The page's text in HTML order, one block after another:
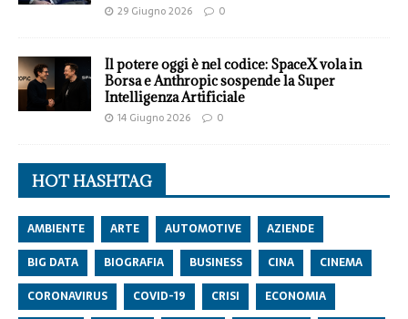
29 Giugno 2026 0
Il potere oggi è nel codice: SpaceX vola in
Borsa e Anthropic sospende la Super
Intelligenza Artificiale
14 Giugno 2026 0
HOT HASHTAG
AMBIENTE ARTE AUTOMOTIVE
AZIENDE
BIG DATA
BIOGRAFIA BUSINESS CINA
CINEMA
CORONAVIRUS
COVID-19 CRISI ECONOMIA